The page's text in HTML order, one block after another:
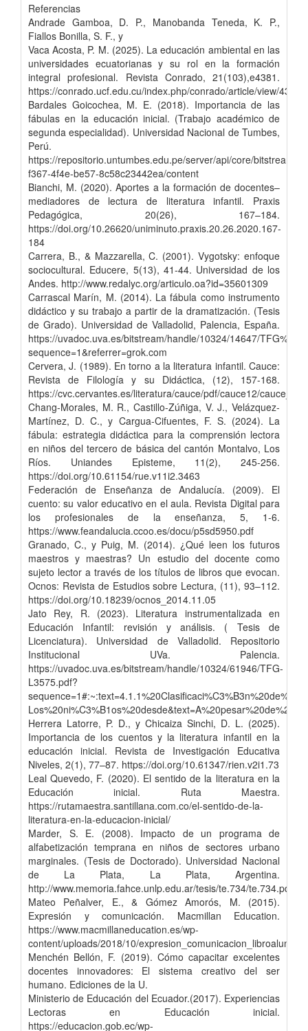
Referencias
Andrade Gamboa, D. P., Manobanda Teneda, K. P.,
Fiallos Bonilla, S. F., y
Vaca Acosta, P. M. (2025). La educación ambiental en las
universidades ecuatorianas y su rol en la formación
integral profesional. Revista Conrado, 21(103),e4381.
https://conrado.ucf.edu.cu/index.php/conrado/article/view/4381
Bardales Goicochea, M. E. (2018). Importancia de las
fábulas en la educación inicial. (Trabajo académico de
segunda especialidad). Universidad Nacional de Tumbes,
Perú.
https://repositorio.untumbes.edu.pe/server/api/core/bitstreams/
f367-4f4e-be57-8c58c23442ea/content
Bianchi, M. (2020). Aportes a la formación de docentes–
mediadores de lectura de literatura infantil. Praxis
Pedagógica, 20(26), 167–184.
https://doi.org/10.26620/uniminuto.praxis.20.26.2020.167-
184
Carrera, B., & Mazzarella, C. (2001). Vygotsky: enfoque
sociocultural. Educere, 5(13), 41-44. Universidad de los
Andes. http://www.redalyc.org/articulo.oa?id=35601309
Carrascal Marín, M. (2014). La fábula como instrumento
didáctico y su trabajo a partir de la dramatización. (Tesis
de Grado). Universidad de Valladolid, Palencia, España.
https://uvadoc.uva.es/bitstream/handle/10324/14647/
sequence=1&referrer=grok.com
Cervera, J. (1989). En torno a la literatura infantil. Cauce:
Revista de Filología y su Didáctica, (12), 157-168.
https://cvc.cervantes.es/literatura/cauce/pdf/cauce12/
Chang-Morales, M. R., Castillo-Zúñiga, V. J., Velázquez-
Martínez, D. C., y Cargua-Cifuentes, F. S. (2024). La
fábula: estrategia didáctica para la comprensión lectora
en niños del tercero de básica del cantón Montalvo, Los
Ríos. Uniandes Episteme, 11(2), 245-256.
https://doi.org/10.61154/rue.v11i2.3463
Federación de Enseñanza de Andalucía. (2009). El
cuento: su valor educativo en el aula. Revista Digital para
los profesionales de la enseñanza, 5, 1-6.
https://www.feandalucia.ccoo.es/docu/p5sd5950.pdf
Granado, C., y Puig, M. (2014). ¿Qué leen los futuros
maestros y maestras? Un estudio del docente como
sujeto lector a través de los títulos de libros que evocan.
Ocnos: Revista de Estudios sobre Lectura, (11), 93–112.
https://doi.org/10.18239/ocnos_2014.11.05
Jato Rey, R. (2023). Literatura instrumentalizada en
Educación Infantil: revisión y análisis. ( Tesis de
Licenciatura). Universidad de Valladolid. Repositorio
Institucional UVa. Palencia.
https://uvadoc.uva.es/bitstream/handle/10324/61946/TFG-
L3575.pdf?
Herrera Latorre, P. D., y Chicaiza Sinchi, D. L. (2025).
Importancia de los cuentos y la literatura infantil en la
educación inicial. Revista de Investigación Educativa
Niveles, 2(1), 77–87. https://doi.org/10.61347/rien.v2i1.73
Leal Quevedo, F. (2020). El sentido de la literatura en la
Educación inicial. Ruta Maestra.
https://rutamaestra.santillana.com.co/el-sentido-de-la-
literatura-en-la-educacion-inicial/
Marder, S. E. (2008). Impacto de un programa de
alfabetización temprana en niños de sectores urbano
marginales. (Tesis de Doctorado). Universidad Nacional
de La Plata, La Plata, Argentina.
http://www.memoria.fahce.unlp.edu.ar/tesis/te.734/te.734.pdf
Mateo Peñalver, E., & Gómez Amorós, M. (2015).
Expresión y comunicación. Macmillan Education.
https://www.macmillaneducation.es/wp-
content/uploads/2018/10/
Menchén Bellón, F. (2019). Cómo capacitar excelentes
docentes innovadores: El sistema creativo del ser
humano. Ediciones de la U.
Ministerio de Educación del Ecuador.(2017). Experiencias
Lectoras en Educación inicial.
https://educacion.gob.ec/wp-